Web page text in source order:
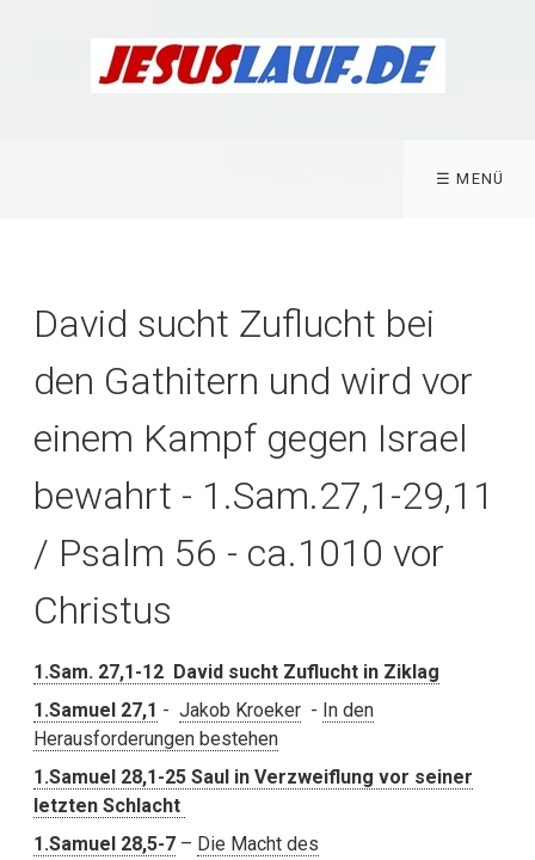
☰ MENÜ
David sucht Zuflucht bei
den Gathitern und wird vor
einem Kampf gegen Israel
bewahrt - 1.Sam.27,1-29,11
/ Psalm 56 - ca.1010 vor
Christus
1.Sam. 27,1-12 David sucht Zuflucht in Ziklag
1.Samuel 27,1 -Jakob Kroeker - In den
Herausforderungen bestehen
1.Samuel 28,1-25 Saul in Verzweiflung vor seiner
letzten Schlacht
1.Samuel 28,5-7 – Die Macht des